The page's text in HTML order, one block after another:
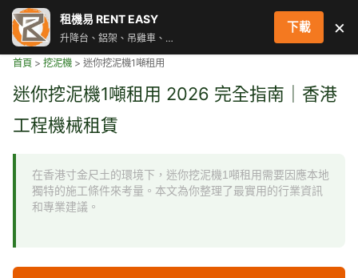
首頁 > 挖泥機 > 迷你挖泥機1噸租用
迷你挖泥機1噸租用 2026 完全指南｜香港
工程機械租賃
在香港寸金尺土的環境下，迷你挖泥機1噸租用需要因應本地
獨特的施工條件來考量。本文為你整理了最實用的行業資訊
和專業建議。
租機易 RENT EASY
升降台、鋁架、吊雞車、街燈車 即時叫車配對服務
下載 ×